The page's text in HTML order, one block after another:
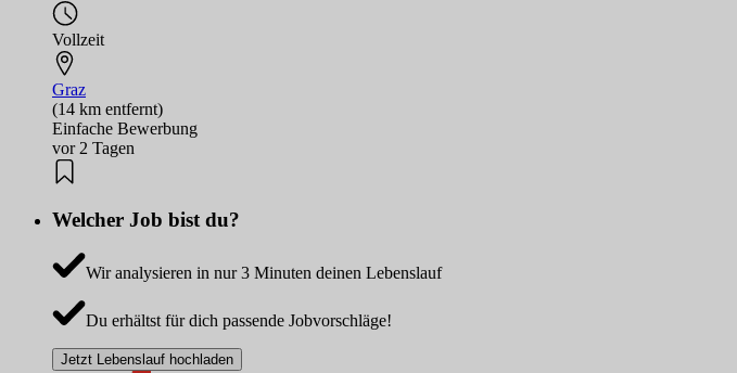
Vollzeit
Graz
(14 km entfernt)
Einfache Bewerbung
vor 2 Tagen
Welcher Job bist du?
Wir analysieren in nur 3 Minuten deinen Lebenslauf
Du erhältst für dich passende Jobvorschläge!
Jetzt Lebenslauf hochladen